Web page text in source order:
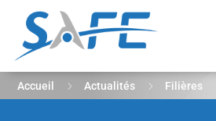
Accueil 5 Actualités 5 Filières